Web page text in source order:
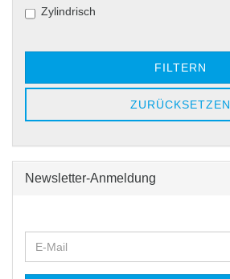
Zylindrisch
FILTERN
ZURÜCKSETZEN
Newsletter-Anmeldung
ZUR
NEWSLETTER-
E-
Mail